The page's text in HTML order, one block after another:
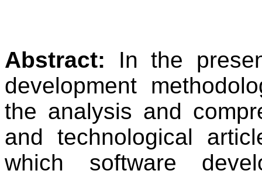
Abstract: In the
development
the analysis and
and technological
which software